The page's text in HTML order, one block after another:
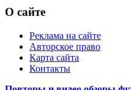
Чемпионат Европы
Кубок Америки
Кубок Африки
О сайте